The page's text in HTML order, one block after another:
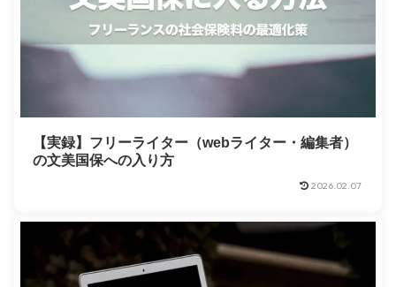
【実録】フリーライター（webライター・編集者）
の文美国保への入り方
2026.02.07